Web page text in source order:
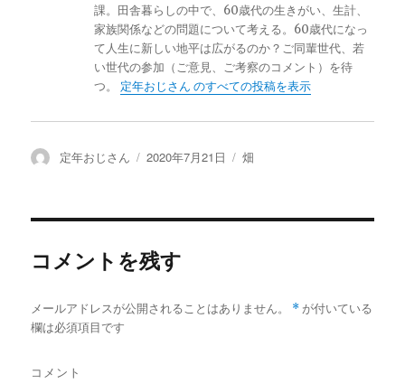
課。田舎暮らしの中で、60歳代の生きがい、生計、
家族関係などの問題について考える。60歳代になっ
て人生に新しい地平は広がるのか？ご同輩世代、若
い世代の参加（ご意見、ご考察のコメント）を待
つ。 定年おじさん のすべての投稿を表示
投
定年おじさん
投
2020年7月21日
カ
畑
コメントを残す
メールアドレスが公開されることはありません。 * が付いている
欄は必須項目です
コメント